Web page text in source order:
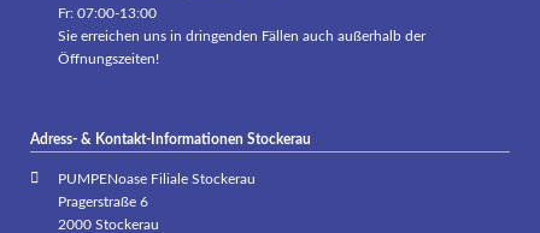
Fr: 07:00-13:00
Sie erreichen uns in dringenden Fällen auch außerhalb der
Öffnungszeiten!
Adress- & Kontakt-Informationen Stockerau
PUMPENoase Filiale Stockerau
Pragerstraße 6
2000 Stockerau